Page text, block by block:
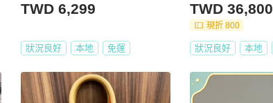
TWD 6,299
狀況良好 本地 免運
TWD 36,800
現折 800
狀況良好 本地